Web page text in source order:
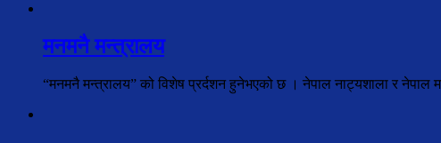
मनमनै मन्त्रालय
“मनमनै मन्त्रालय” को विशेष प्रर्दशन हुनेभएको छ । नेपाल नाट्यशाला र नेपाल